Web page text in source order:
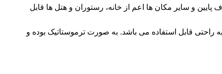
پایین و سایر مکان ها اعم از خانه، رستوران و هتل ها قابل
راحتی قابل استفاده می باشد. به صورت ترموستاتیک بوده و